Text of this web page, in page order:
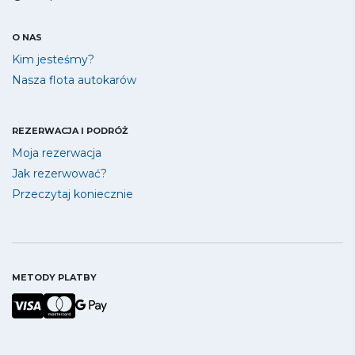
trzeba tam koniecznie być) rekompensowały
wszystkich uczestników i z pewnością do
Halina, Pleśna
Wyjazd do Nicei, Monako i Monte Carlo był
poziomie – od transportu , przez zakwaterowanie,
Szczególne słowa uznania należą się pilotom
wycieczki Madzi i Tymkowi oraz przewodniczce
Ewie , którzy wykazali się ogromnym
O NAS
Kim jesteśmy?
Nasza flota autokarów
REZERWACJA I PODRÓŻ
Moja rezerwacja
Jak rezerwować?
Przeczytaj koniecznie
METODY PLATBY